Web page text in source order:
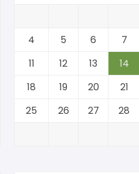
4
5 6 7
11
12 13 14
18
19 20 21
25
26 27 28